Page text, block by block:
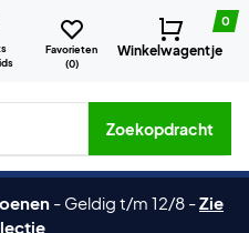
Favorieten
(0)
0
Winkelwagentje
merken etc.
Zoekopdracht
- Geldig t/m 12/8 -Zie